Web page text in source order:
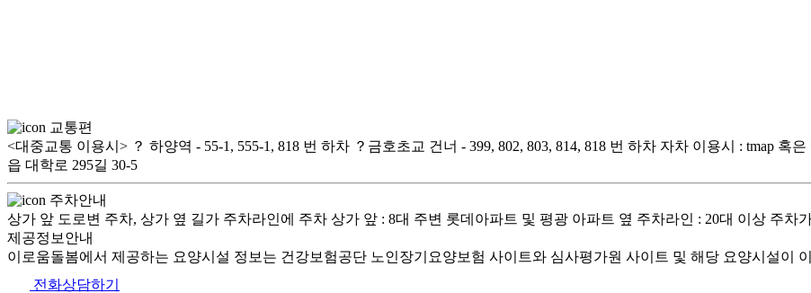
교통편
<대중교통 이용시> ？ 하양역 - 55-1, 555-1, 818 번 하차 ？금호초교 건너 - 399, 802, 803, 814, 818 번 하차 자차 이용시 : tmap
읍 대학로 295길 30-5
주차안내
상가 앞 도로변 주차, 상가 옆 길가 주차라인에 주차 상가 앞 : 8대 주변 롯데아파트 및 평광 아파트 옆 주차라인 : 20대 이상 주차
제공정보안내
이로움돌봄에서 제공하는 요양시설 정보는 건강보험공단 노인장기요양보험 사이트와 심사평가원 사이트 및 해당 요양시설이
전화상담하기